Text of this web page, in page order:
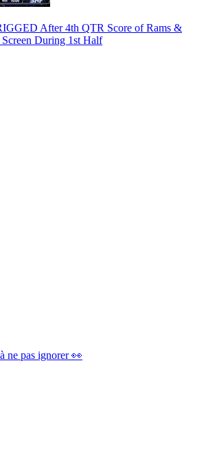
After 4th QTR Score of Rams &
Screen During 1st Half
ne pas ignorer 👀